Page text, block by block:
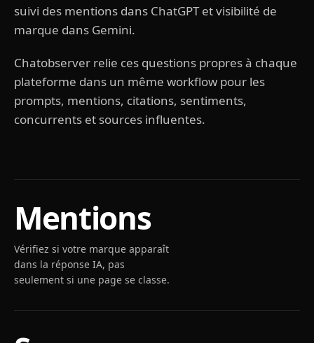
suivi des mentions dans ChatGPT et visibilité de
marque dans Gemini.
Chatobserver relie ces questions propres à chaque
plateforme dans un même workflow pour les
prompts, mentions, citations, sentiments,
concurrents et sources influentes.
Mentions
Vérifiez si votre marque apparaît
dans la réponse IA, pas
seulement si une page se classe.